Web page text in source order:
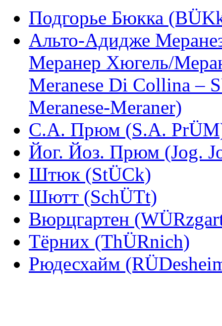
Подгорье Бюкка
Альто-Адидже
Меранер Хюгель/
Meranese Di Collina –
Meranese-Meraner)
С.А. Прюм (S.A.
Йог. Йоз. Прюм (Jog.
Штюк (StÜCk)
Шютт (SchÜTt)
Вюрцгартен
Тёрних (ThÜRnich)
Рюдесхайм